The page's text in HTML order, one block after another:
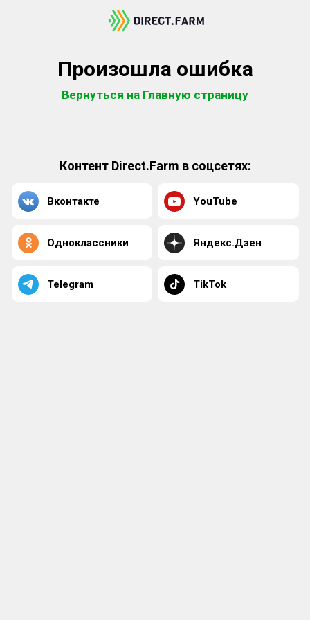
Произошла ошибка
Вернуться на Главную страницу
Контент Direct.Farm в соцсетях:
Вконтакте YouTube
Одноклассники Яндекс.Дзен
Telegram TikTok